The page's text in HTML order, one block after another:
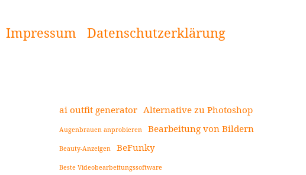
Impressum Datenschutzerklärung
Seitenleiste
ai outfit generator Alternative zu Photoshop
Augenbrauen anprobieren Bearbeitung von Bildern
Beauty-Anzeigen BeFunky
Beste Videobearbeitungssoftware